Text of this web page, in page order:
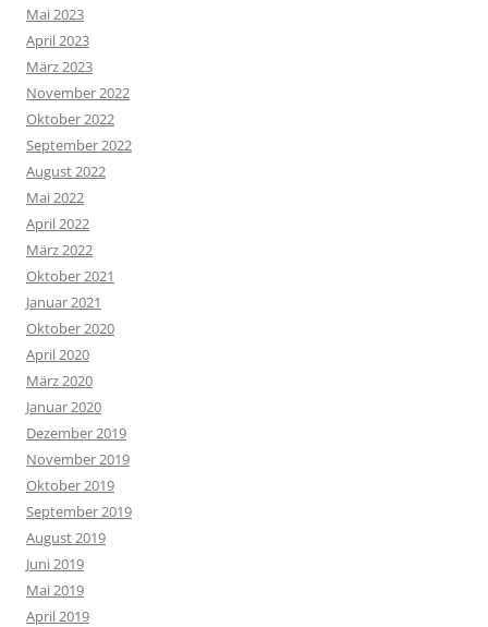
Mai 2023
April 2023
März 2023
November 2022
Oktober 2022
September 2022
August 2022
Mai 2022
April 2022
März 2022
Oktober 2021
Januar 2021
Oktober 2020
April 2020
März 2020
Januar 2020
Dezember 2019
November 2019
Oktober 2019
September 2019
August 2019
Juni 2019
Mai 2019
April 2019